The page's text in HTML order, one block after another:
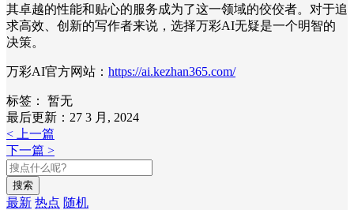
其卓越的性能和贴心的服务成为了这一领域的佼佼者。对于追
求高效、创新的写作者来说，选择万彩AI无疑是一个明智的
决策。
万彩AI官方网站： https://ai.kezhan365.com/
标签：
暂无
最后更新：27 3 月, 2024
< 上一篇
下一篇 >
搜索
最新 热点 随机